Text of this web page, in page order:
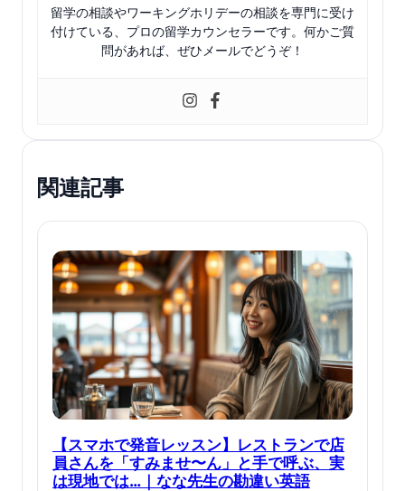
留学の相談やワーキングホリデーの相談を専門に受け
付けている、プロの留学カウンセラーです。何かご質
問があれば、ぜひメールでどうぞ！
関連記事
【スマホで発音レッスン】レストランで店
員さんを「すみませ〜ん」と手で呼ぶ、実
は現地では…｜なな先生の勘違い英語